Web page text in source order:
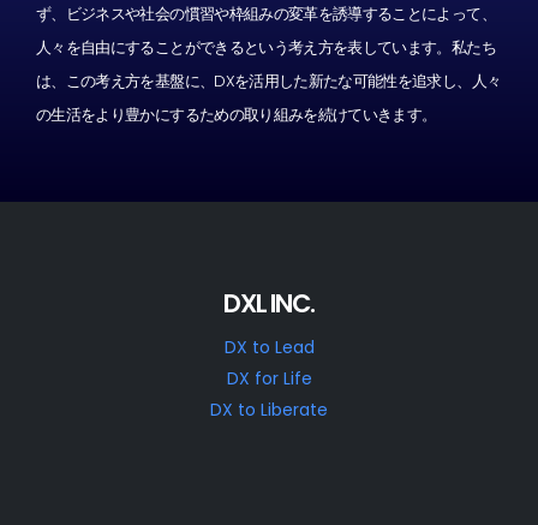
ず、ビジネスや社会の慣習や枠組みの変革を誘導することによって、
人々を自由にすることができるという考え方を表しています。私たち
は、この考え方を基盤に、DXを活用した新たな可能性を追求し、人々
の生活をより豊かにするための取り組みを続けていきます。
DXL INC.
DX to Lead
DX for Life
DX to Liberate